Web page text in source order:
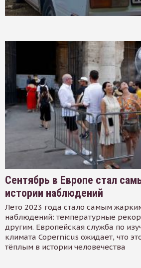
Сентябрь в Европе стал
истории наблюдений
Лето 2023 года стало самым
наблюдений: температурные
другим. Европейская служба по
климата Copernicus ожидает, что
тёплым в истории человечества